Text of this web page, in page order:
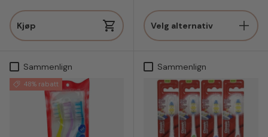
Kjøp Velg alternativ
Sammenlign
48% rabatt
Sammenlign